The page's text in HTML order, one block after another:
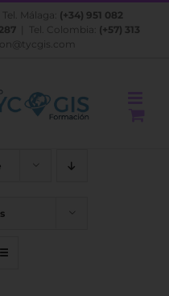
| Tel. Málaga: (+34) 951 082
| Tel. Colombia: (+57) 313